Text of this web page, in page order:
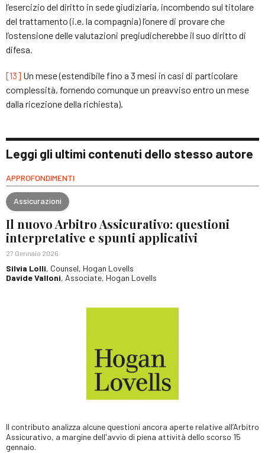
l’esercizio del diritto in sede giudiziaria, incombendo sul titolare
del trattamento (i.e. la compagnia) l’onere di provare che
l’ostensione delle valutazioni pregiudicherebbe il suo diritto di
difesa.
[13] Un mese (estendibile fino a 3 mesi in casi di particolare
complessità, fornendo comunque un preavviso entro un mese
dalla ricezione della richiesta).
Leggi gli ultimi contenuti dello stesso autore
APPROFONDIMENTI
Assicurazioni
Il nuovo Arbitro Assicurativo: questioni
interpretative e spunti applicativi
27 Gennaio 2026
Silvia Lolli, Counsel, Hogan Lovells
Davide Valloni, Associate, Hogan Lovells
Il contributo analizza alcune questioni ancora aperte relative all’Arbitro
Assicurativo, a margine dell'avvio di piena attività dello scorso 15
gennaio.